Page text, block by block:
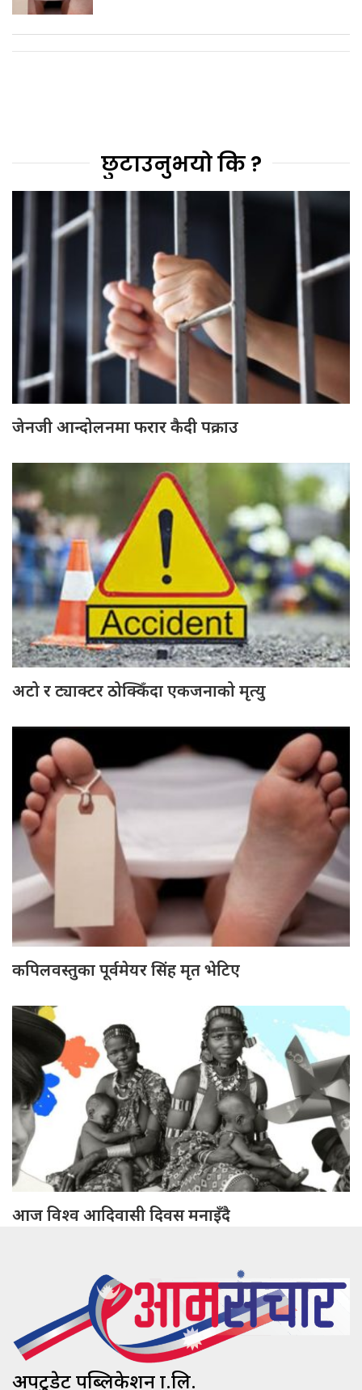
छुटाउनुभयो कि ?
जेनजी आन्दोलनमा फरार कैदी पक्राउ
अटो र ट्याक्टर ठोक्किँदा एकजनाको मृत्यु
कपिलवस्तुका पूर्वमेयर सिंह मृत भेटिए
आज विश्व आदिवासी दिवस मनाइँदै
अपटुडेट पब्लिकेशन प्रा.लि.